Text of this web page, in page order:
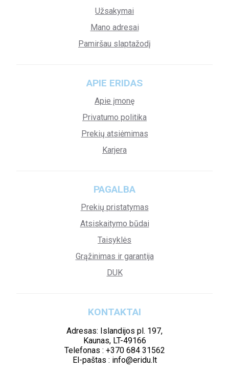
Užsakymai
Mano adresai
Pamiršau slaptažodį
APIE ERIDAS
Apie įmonę
Privatumo politika
Prekių atsiėmimas
Karjera
PAGALBA
Prekių pristatymas
Atsiskaitymo būdai
Taisyklės
Grąžinimas ir garantija
DUK
KONTAKTAI
Adresas: Islandijos pl. 197,
Kaunas, LT-49166
Telefonas : +370 684 31562
El-paštas : info@eridu.lt